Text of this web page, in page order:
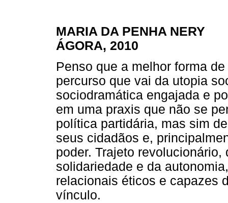
MARIA DA PENHA NERY
ÁGORA, 2010
Penso que a melhor forma
percurso que vai da utopia
sociodramática engajada e
em uma praxis que não se
política partidária, mas sim
seus cidadãos e,
poder. Trajeto
solidariedade e da
relacionais éticos e capazes
vínculo.